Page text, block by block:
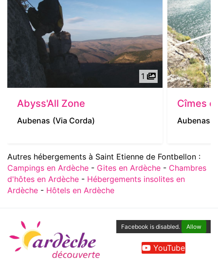
1
Abyss'All Zone
Aubenas (Via Corda)
Cîmes
Aubenas
Autres hébergements à Saint Etienne de Fontbellon :
Campings en Ardèche - Gites en Ardèche - Chambres
d'hôtes en Ardèche - Hébergements insolites en
Ardèche - Hôtels en Ardèche
Facebook is disabled. Allow
YouTube